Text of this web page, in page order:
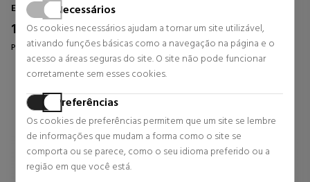
Necessários
Os cookies necessários ajudam a tornar um site utilizável,
ativando funções básicas como a navegação na página e o
acesso a áreas seguras do site. O site não pode funcionar
corretamente sem esses cookies.
Preferências
Os cookies de preferências permitem que um site se lembre
de informações que mudam a forma como o site se
comporta ou se parece, como o seu idioma preferido ou a
região em que você está.
Eau de Parfum
127,50 € 25% DTO.
Preço habitual 170,00 €
0 revisões
116,25 € 25% DTO.
Preço habitual 155,00 €